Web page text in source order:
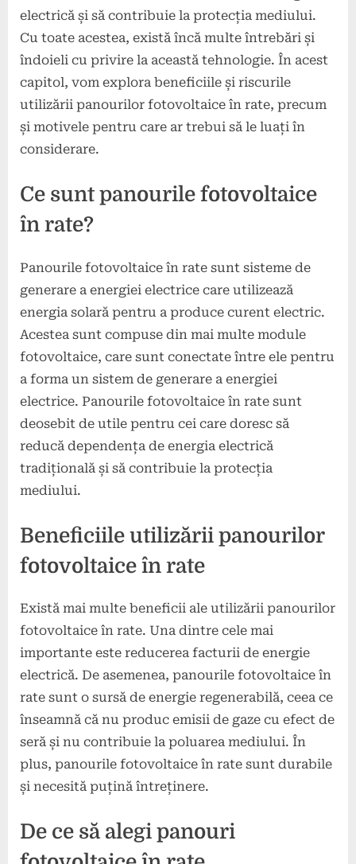
electrică și să contribuie la protecția mediului.
Cu toate acestea, există încă multe întrebări și
îndoieli cu privire la această tehnologie. În acest
capitol, vom explora beneficiile și riscurile
utilizării panourilor fotovoltaice în rate, precum
și motivele pentru care ar trebui să le luați în
considerare.
Ce sunt panourile fotovoltaice
în rate?
Panourile fotovoltaice în rate sunt sisteme de
generare a energiei electrice care utilizează
energia solară pentru a produce curent electric.
Acestea sunt compuse din mai multe module
fotovoltaice, care sunt conectate între ele pentru
a forma un sistem de generare a energiei
electrice. Panourile fotovoltaice în rate sunt
deosebit de utile pentru cei care doresc să
reducă dependența de energia electrică
tradițională și să contribuie la protecția
mediului.
Beneficiile utilizării panourilor
fotovoltaice în rate
Există mai multe beneficii ale utilizării panourilor
fotovoltaice în rate. Una dintre cele mai
importante este reducerea facturii de energie
electrică. De asemenea, panourile fotovoltaice în
rate sunt o sursă de energie regenerabilă, ceea ce
înseamnă că nu produc emisii de gaze cu efect de
seră și nu contribuie la poluarea mediului. În
plus, panourile fotovoltaice în rate sunt durabile
și necesită puțină întreținere.
De ce să alegi panouri